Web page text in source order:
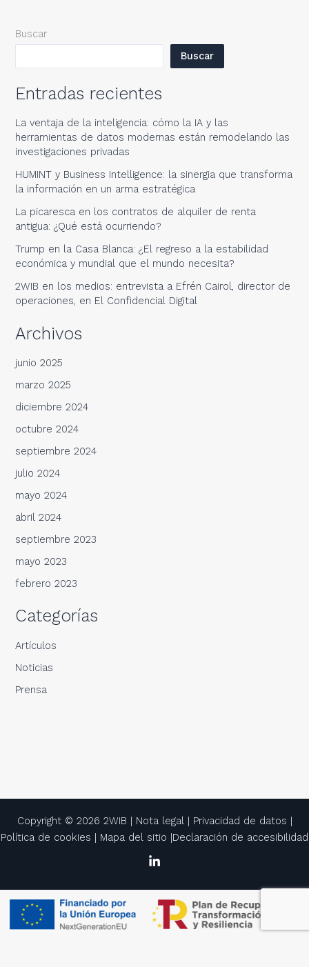
Buscar
Buscar
Entradas recientes
La ventaja de la inteligencia: cómo la IA y las
herramientas de datos modernas están remodelando las
investigaciones privadas
HUMINT y Business Intelligence: la sinergia que transforma
la información en un arma estratégica
La picaresca en los contratos de alquiler de renta
antigua: ¿Qué está ocurriendo?
Trump en la Casa Blanca: ¿El regreso a la estabilidad
económica y mundial que el mundo necesita?
2WIB en los medios: entrevista a Efrén Cairol, director de
operaciones, en El Confidencial Digital
Archivos
junio 2025
marzo 2025
diciembre 2024
octubre 2024
septiembre 2024
julio 2024
mayo 2024
abril 2024
septiembre 2023
mayo 2023
febrero 2023
Categorías
Artículos
Noticias
Prensa
Copyright © 2026 2WIB | Nota legal| Privacidad de datos |
Política de cookies | Mapa del sitio |Declaración de accesibilidad